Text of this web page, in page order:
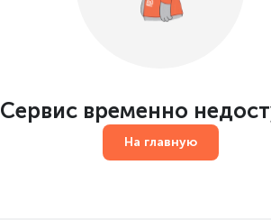
Сервис временно
На главную